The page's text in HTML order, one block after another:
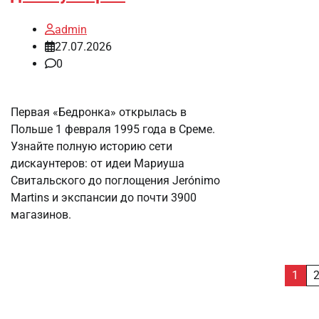
admin
27.07.2026
0
Первая «Бедронка» открылась в
Польше 1 февраля 1995 года в Среме.
Узнайте полную историю сети
дискаунтеров: от идеи Мариуша
Свитальского до поглощения Jerónimo
Martins и экспансии до почти 3900
магазинов.
1 2